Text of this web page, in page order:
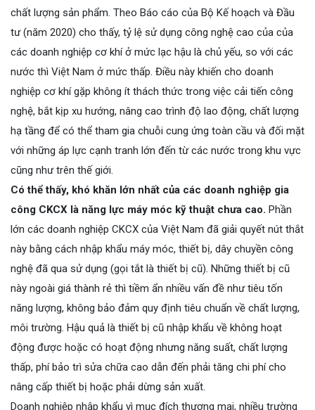
chất lượng sản phẩm. Theo Báo cáo của Bộ Kế hoạch và Đầu
tư (năm 2020) cho thấy, tỷ lệ sử dụng công nghệ cao của của
các doanh nghiệp cơ khí ở mức lạc hậu là chủ yếu, so với các
nước thì Việt Nam ở mức thấp. Điều này khiến cho doanh
nghiệp cơ khí gặp không ít thách thức trong việc cải tiến công
nghệ, bắt kịp xu hướng, nâng cao trình độ lao động, chất lượng
hạ tầng để có thể tham gia chuỗi cung ứng toàn cầu và đối mặt
với những áp lực cạnh tranh lớn đến từ các nước trong khu vực
cũng như trên thế giới.
Có thể thấy, khó khăn lớn nhất của các doanh nghiệp gia
công CKCX là năng lực máy móc kỹ thuật chưa cao. Phần
lớn các doanh nghiệp CKCX của Việt Nam đã giải quyết nút thắt
này bằng cách nhập khẩu máy móc, thiết bị, dây chuyền công
nghệ đã qua sử dụng (gọi tắt là thiết bị cũ). Những thiết bị cũ
này ngoài giá thành rẻ thì tiềm ẩn nhiều vấn đề như tiêu tốn
năng lượng, không bảo đảm quy định tiêu chuẩn về chất lượng,
môi trường. Hậu quả là thiết bị cũ nhập khẩu về không hoạt
động được hoặc có hoạt động nhưng năng suất, chất lượng
thấp, phí bảo trì sửa chữa cao dẫn đến phải tăng chi phí cho
nâng cấp thiết bị hoặc phải dừng sản xuất.
Doanh nghiệp nhập khẩu vì mục đích thương mại, nhiều trường